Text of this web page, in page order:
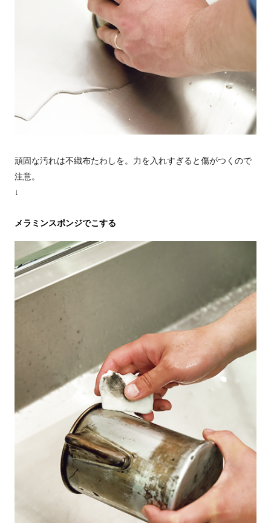
頑固な汚れは不織布たわしを。力を入れすぎると傷がつくので
注意。
↓
メラミンスポンジでこする